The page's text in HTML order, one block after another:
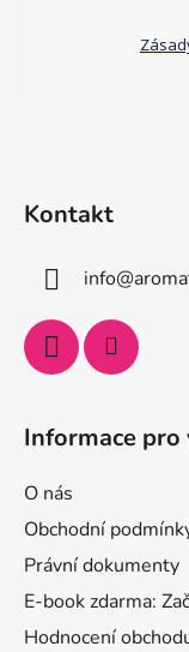
Kontakt
info@
Informace pro
O nás
Obchodní
Právní dokumenty
E-book zdarma:
Hodnocení